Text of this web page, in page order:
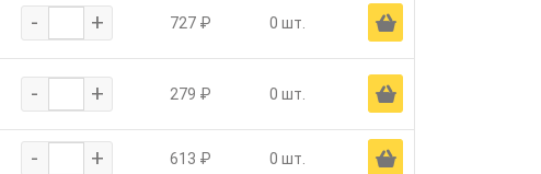
- + 727 ₽ 0 шт. Ä
- + 279 ₽ 0 шт. Ä
- + 613 ₽ 0 шт. Ä